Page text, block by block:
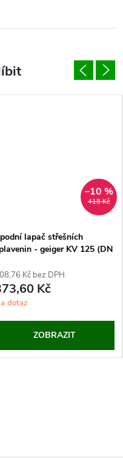
418 Kč
–10 %
lapač střešních
- geiger KV 125 (DN
Kč bez DPH
Kč
dotaz
ZOBRAZIT